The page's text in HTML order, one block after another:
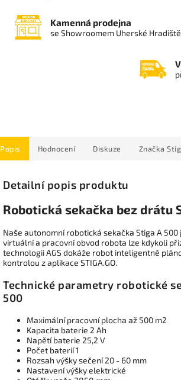
Kamenná prodejna
se Showroomem Uherské
Popis Hodnocení Diskuze Značka
Detailní popis produktu
Robotická sekačka bez drátu
Naše autonomní robotická sekačka Stiga A
virtuální a pracovní obvod robota lze kdykoli
technologii AGS dokáže robot inteligentně
kontrolou z aplikace STIGA.GO.
Technické parametry robotické
500
Maximální pracovní plocha až 500 m2
Kapacita baterie 2 Ah
Napětí baterie 25,2 V
Počet baterií 1
Rozsah výšky sečení 20 - 60 mm
Nastavení výšky elektrické